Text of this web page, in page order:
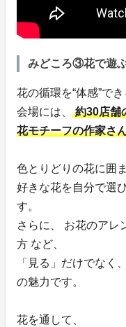
みどころ③花で遊
花の循環を“体感”で
会場には、 約30店舗
花モチーフの作家さ
色とりどりの花に囲
好きな花を自分で選
す。
さらに、 お花のアレ
方 など、
「見る」だけでなく
の魅力です。
花を通して、